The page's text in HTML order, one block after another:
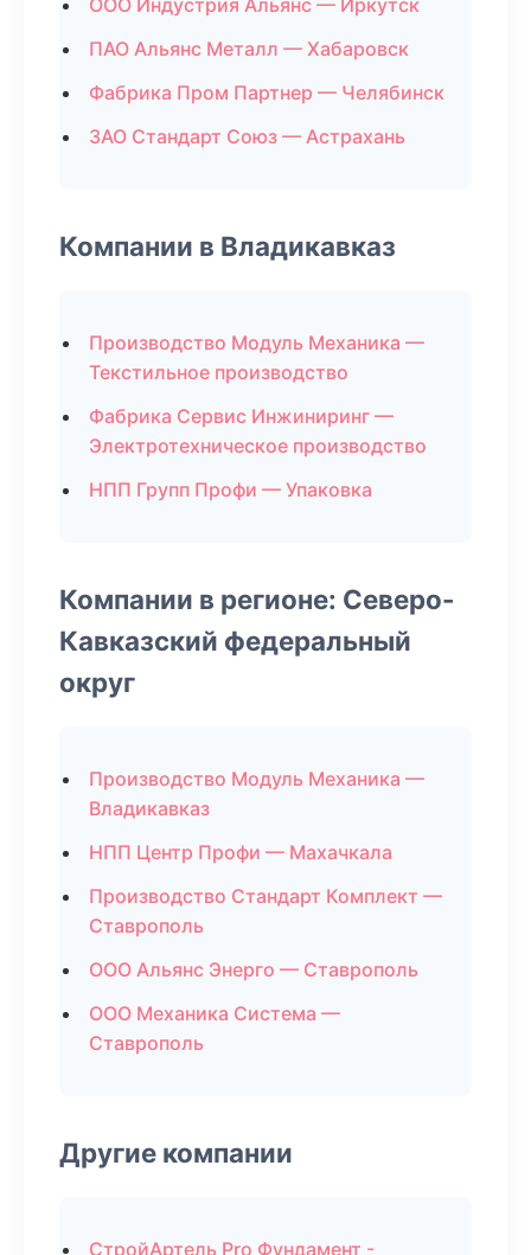
ООО Индустрия Альянс — Иркутск
ПАО Альянс Металл — Хабаровск
Фабрика Пром Партнер — Челябинск
ЗАО Стандарт Союз — Астрахань
Компании в Владикавказ
Производство Модуль Механика —
Текстильное производство
Фабрика Сервис Инжиниринг —
Электротехническое производство
НПП Групп Профи — Упаковка
Компании в регионе: Северо-
Кавказский федеральный
округ
Производство Модуль Механика —
Владикавказ
НПП Центр Профи — Махачкала
Производство Стандарт Комплект —
Ставрополь
ООО Альянс Энерго — Ставрополь
ООО Механика Система —
Ставрополь
Другие компании
СтройАртель Pro Фундамент -